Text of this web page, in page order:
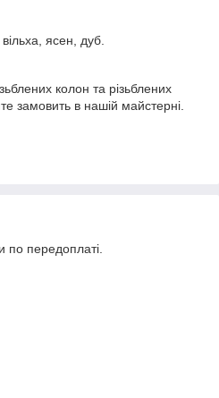
ясен, дуб.
колон та різьблених
замовить в нашій майстерні.
по передоплаті.